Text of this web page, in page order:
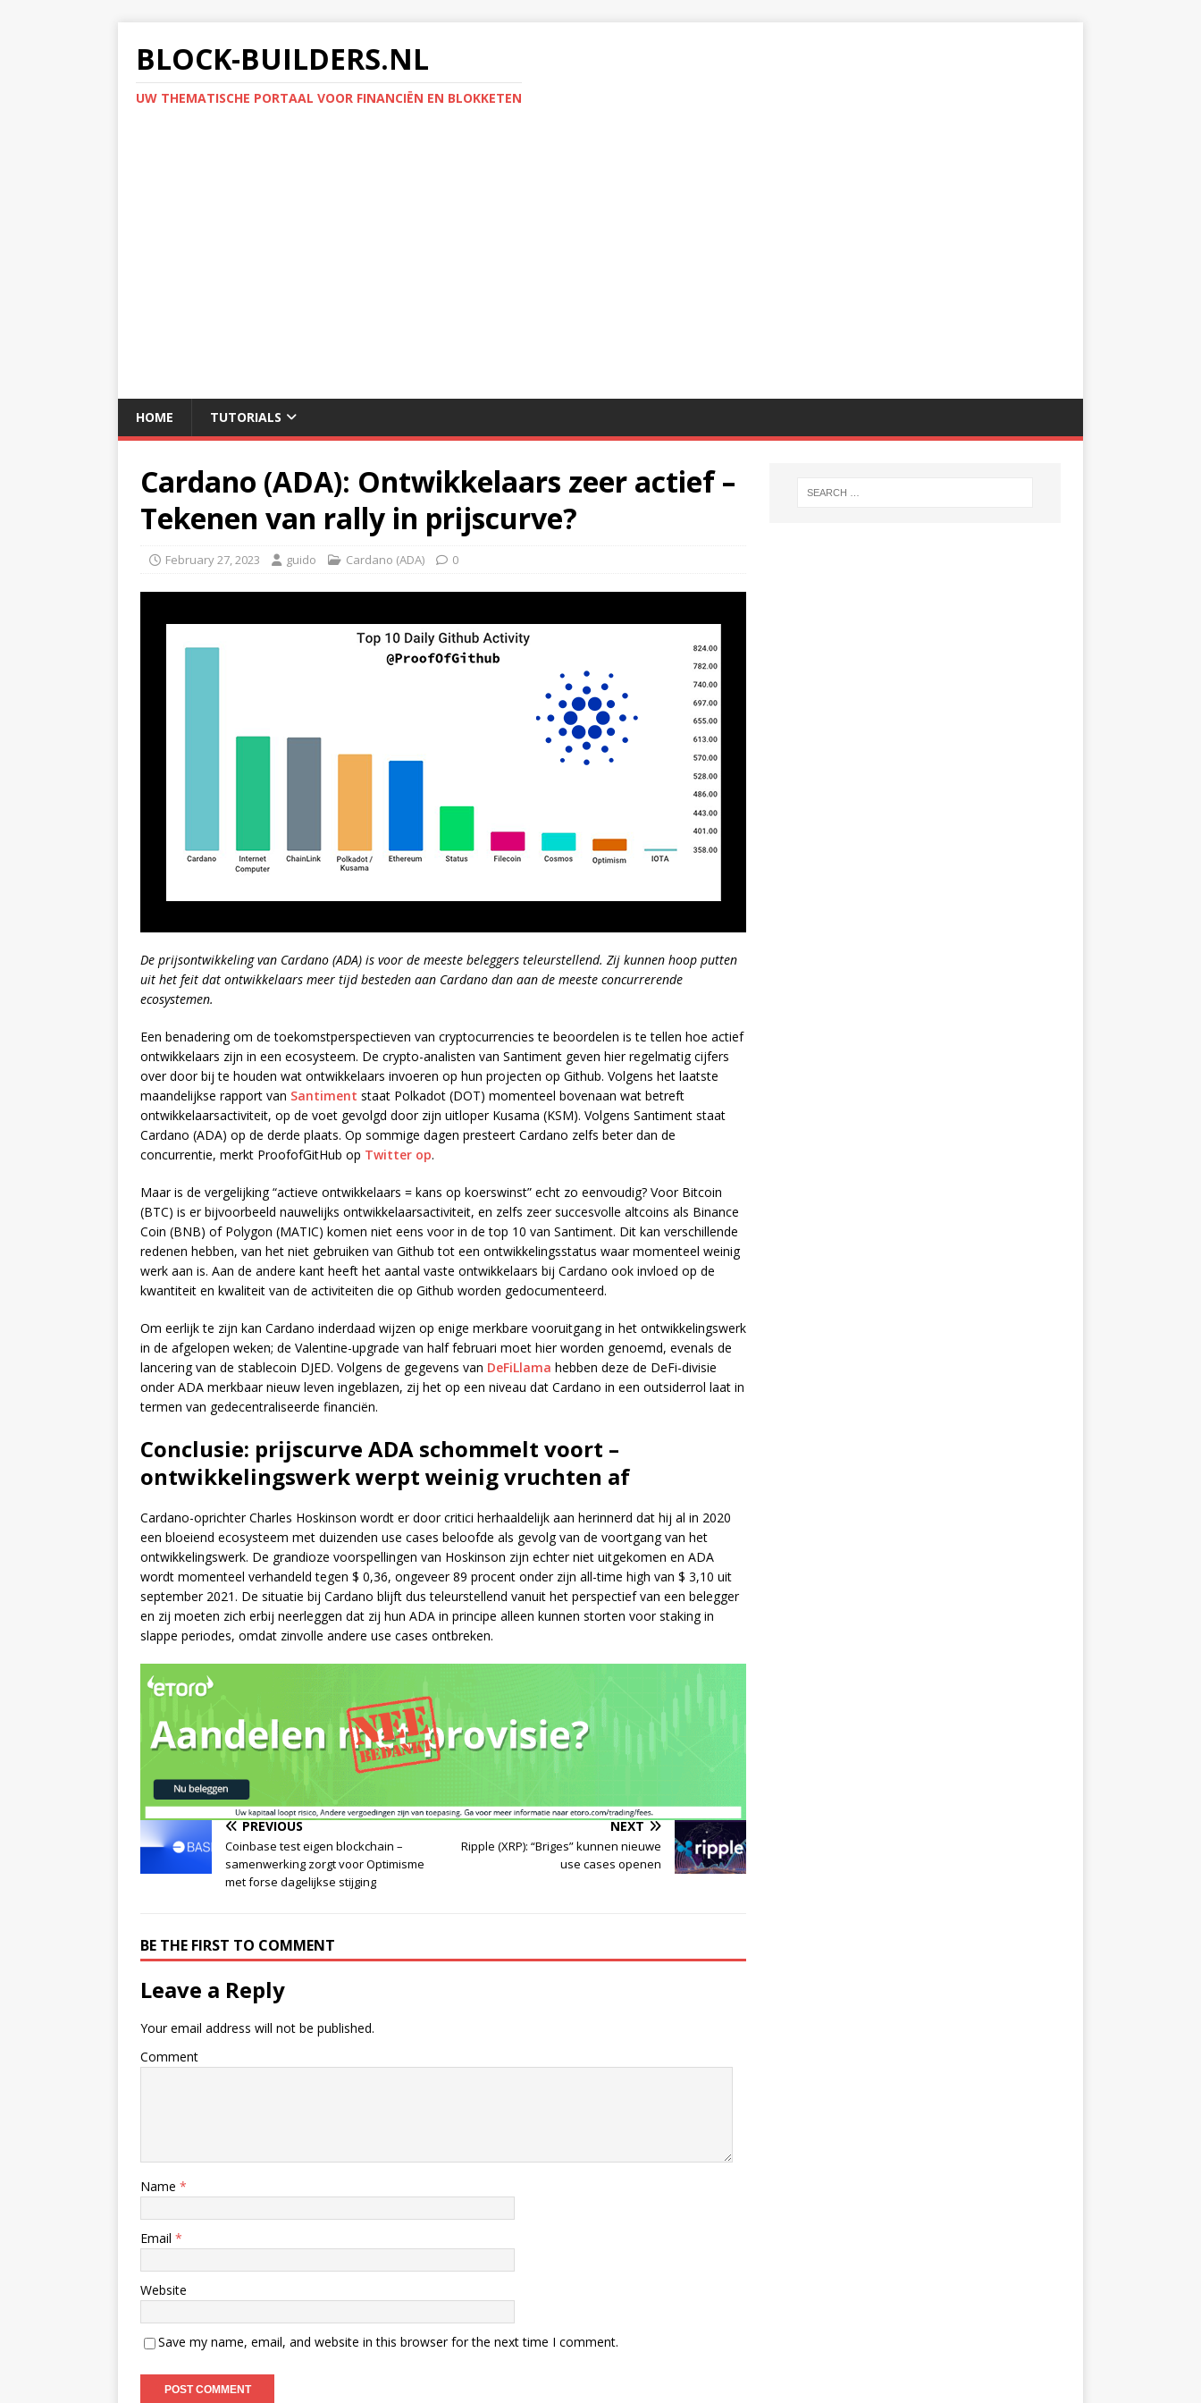
BLOCK-BUILDERS.NL
UW THEMATISCHE PORTAAL VOOR FINANCIËN EN BLOKKETEN
HOME TUTORIALS
Cardano (ADA): Ontwikkelaars zeer actief –
Tekenen van rally in prijscurve?
February 27, 2023 guido Cardano (ADA) 0
De prijsontwikkeling van Cardano (ADA) is voor de meeste beleggers teleurstellend. Zij kunnen hoop putten
uit het feit dat ontwikkelaars meer tijd besteden aan Cardano dan aan de meeste concurrerende
ecosystemen.
Een benadering om de toekomstperspectieven van cryptocurrencies te beoordelen is te tellen hoe actief
ontwikkelaars zijn in een ecosysteem. De crypto-analisten van Santiment geven hier regelmatig cijfers
over door bij te houden wat ontwikkelaars invoeren op hun projecten op Github. Volgens het laatste
maandelijkse rapport van Santiment staat Polkadot (DOT) momenteel bovenaan wat betreft
ontwikkelaarsactiviteit, op de voet gevolgd door zijn uitloper Kusama (KSM). Volgens Santiment staat
Cardano (ADA) op de derde plaats. Op sommige dagen presteert Cardano zelfs beter dan de
concurrentie, merkt ProofofGitHub op Twitter op.
Maar is de vergelijking “actieve ontwikkelaars = kans op koerswinst” echt zo eenvoudig? Voor Bitcoin
(BTC) is er bijvoorbeeld nauwelijks ontwikkelaarsactiviteit, en zelfs zeer succesvolle altcoins als Binance
Coin (BNB) of Polygon (MATIC) komen niet eens voor in de top 10 van Santiment. Dit kan verschillende
redenen hebben, van het niet gebruiken van Github tot een ontwikkelingsstatus waar momenteel weinig
werk aan is. Aan de andere kant heeft het aantal vaste ontwikkelaars bij Cardano ook invloed op de
kwantiteit en kwaliteit van de activiteiten die op Github worden gedocumenteerd.
Om eerlijk te zijn kan Cardano inderdaad wijzen op enige merkbare vooruitgang in het ontwikkelingswerk
in de afgelopen weken; de Valentine-upgrade van half februari moet hier worden genoemd, evenals de
lancering van de stablecoin DJED. Volgens de gegevens van DeFiLlama hebben deze de DeFi-divisie
onder ADA merkbaar nieuw leven ingeblazen, zij het op een niveau dat Cardano in een outsiderrol laat in
termen van gedecentraliseerde financiën.
Conclusie: prijscurve ADA schommelt voort –
ontwikkelingswerk werpt weinig vruchten af
Cardano-oprichter Charles Hoskinson wordt er door critici herhaaldelijk aan herinnerd dat hij al in 2020
een bloeiend ecosysteem met duizenden use cases beloofde als gevolg van de voortgang van het
ontwikkelingswerk. De grandioze voorspellingen van Hoskinson zijn echter niet uitgekomen en ADA
wordt momenteel verhandeld tegen $ 0,36, ongeveer 89 procent onder zijn all-time high van $ 3,10 uit
september 2021. De situatie bij Cardano blijft dus teleurstellend vanuit het perspectief van een belegger
en zij moeten zich erbij neerleggen dat zij hun ADA in principe alleen kunnen storten voor staking in
slappe periodes, omdat zinvolle andere use cases ontbreken.
PREVIOUS
Coinbase test eigen blockchain –
samenwerking zorgt voor Optimisme
met forse dagelijkse stijging
NEXT
Ripple (XRP): “Briges” kunnen nieuwe
use cases openen
BE THE FIRST TO COMMENT
Leave a Reply
Your email address will not be published.
Comment
Name *
Email *
Website
Save my name, email, and website in this browser for the next time I comment.